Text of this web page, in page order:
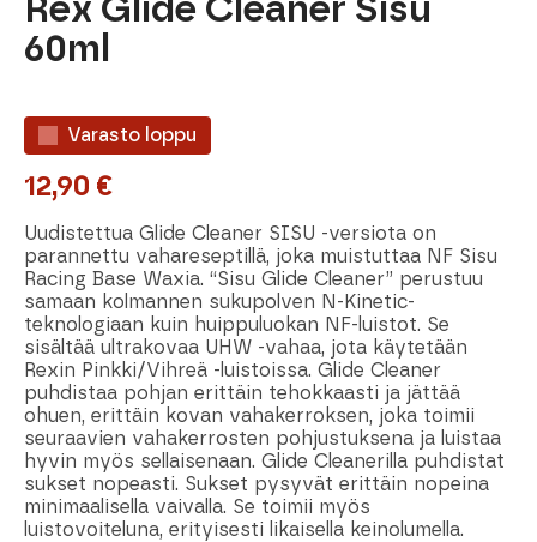
60ml
Varasto loppu
12,90 €
Uudistettua Glide Cleaner SISU -versiota on
parannettu vahareseptillä, joka muistuttaa NF Sisu
Racing Base Waxia. “Sisu Glide Cleaner” perustuu
samaan kolmannen sukupolven N-Kinetic-
teknologiaan kuin huippuluokan NF-luistot. Se
sisältää ultrakovaa UHW -vahaa, jota käytetään
Rexin Pinkki/Vihreä -luistoissa. Glide Cleaner
puhdistaa pohjan erittäin tehokkaasti ja jättää
ohuen, erittäin kovan vahakerroksen, joka toimii
seuraavien vahakerrosten pohjustuksena ja luistaa
hyvin myös sellaisenaan. Glide Cleanerilla puhdistat
sukset nopeasti. Sukset pysyvät erittäin nopeina
minimaalisella vaivalla. Se toimii myös
luistovoiteluna, erityisesti likaisella keinolumella.